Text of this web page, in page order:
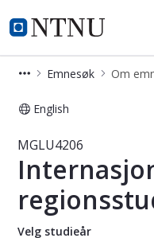
NTNU Hjemmeside
Studier
Emnesøk Om
English
Emne -
MGLU4206
Velg studieår